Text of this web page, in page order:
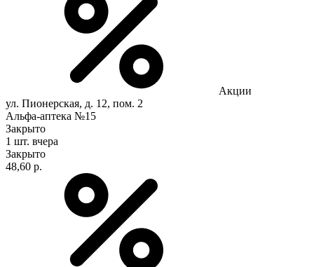
Акции
ул. Пионерская, д. 12, пом. 2
Альфа-аптека №15
Закрыто
1 шт. вчера
Закрыто
48,60 р.